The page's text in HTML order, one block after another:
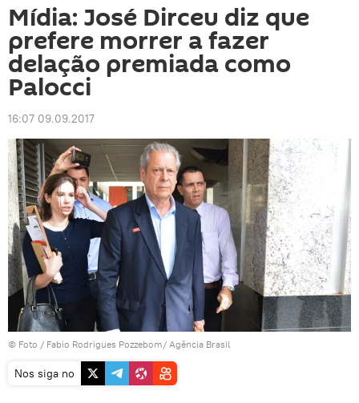
Mídia: José Dirceu diz que
prefere morrer a fazer
delação premiada como
Palocci
16:07 09.09.2017
© Foto / Fabio Rodrigues Pozzebom/ Agência Brasil
Nos siga no